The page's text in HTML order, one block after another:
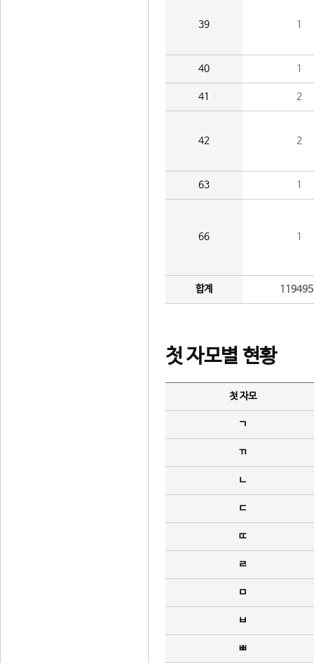
39 1
40 1
41 2
42 2
63 1
66 1
합계
첫 자모별 현황
첫 자모
ㄱ
ㄲ
ㄴ
ㄷ
ㄸ
ㄹ
ㅁ
ㅂ
ㅃ